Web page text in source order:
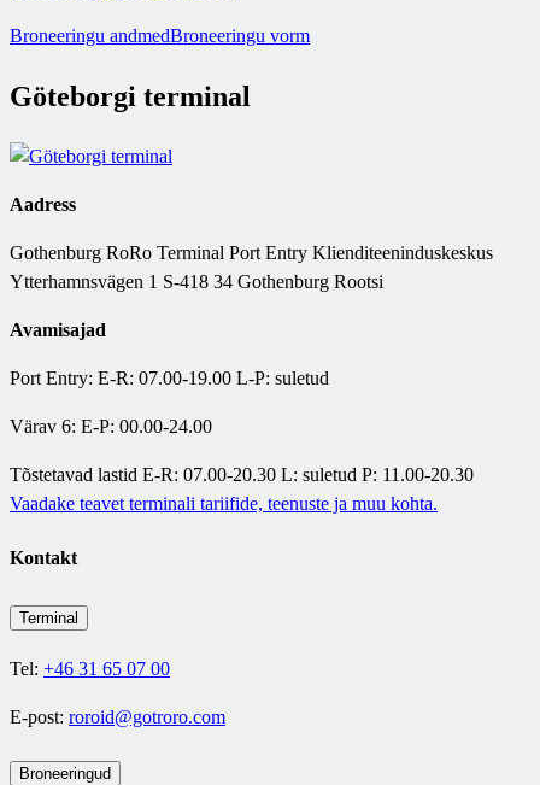
Broneeringu andmedBroneeringu vorm
Göteborgi terminal
Aadress
Gothenburg RoRo Terminal Port Entry Klienditeeninduskeskus
Ytterhamnsvägen 1 S-418 34 Gothenburg Rootsi
Avamisajad
Port Entry: E-R: 07.00-19.00 L-P: suletud
Värav 6: E-P: 00.00-24.00
Tõstetavad lastid E-R: 07.00-20.30 L: suletud P: 11.00-20.30
Vaadake teavet terminali tariifide, teenuste ja muu kohta.
Kontakt
Terminal
Tel: +46 31 65 07 00
E-post: roroid@gotroro.com
Broneeringud